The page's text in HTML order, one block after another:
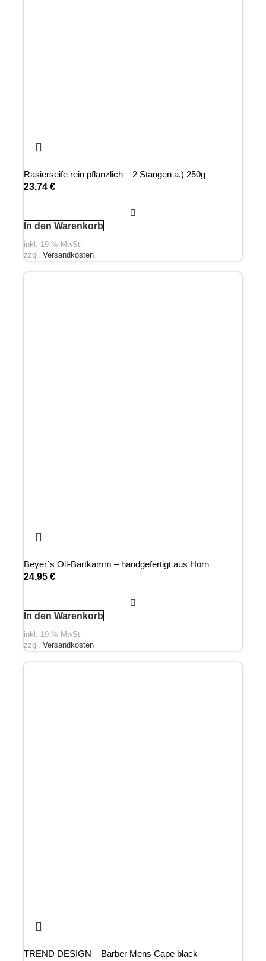
Rasierseife rein pflanzlich – 2 Stangen a.) 250g
23,74 €
In den Warenkorb
inkl. 19 % MwSt.
zzgl. Versandkosten
Beyer´s Oil-Bartkamm – handgefertigt aus Horn
24,95 €
In den Warenkorb
inkl. 19 % MwSt.
zzgl. Versandkosten
TREND DESIGN – Barber Mens Cape black